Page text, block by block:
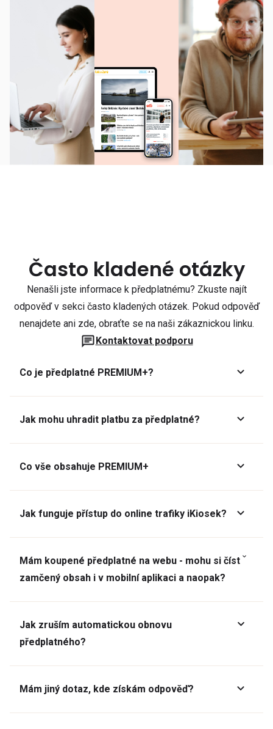
Často kladené otázky
Nenašli jste informace k předplatnému? Zkuste najít
odpověď v sekci často kladených otázek. Pokud odpověď
nenajdete ani zde, obraťte se na naši zákaznickou linku.
Kontaktovat podporu
Co je předplatné PREMIUM+?
Jak mohu uhradit platbu za předplatné?
Co vše obsahuje PREMIUM+
Jak funguje přístup do online trafiky iKiosek?
Mám koupené předplatné na webu - mohu si číst
zamčený obsah i v mobilní aplikaci a naopak?
Jak zruším automatickou obnovu
předplatného?
Mám jiný dotaz, kde získám odpověď?